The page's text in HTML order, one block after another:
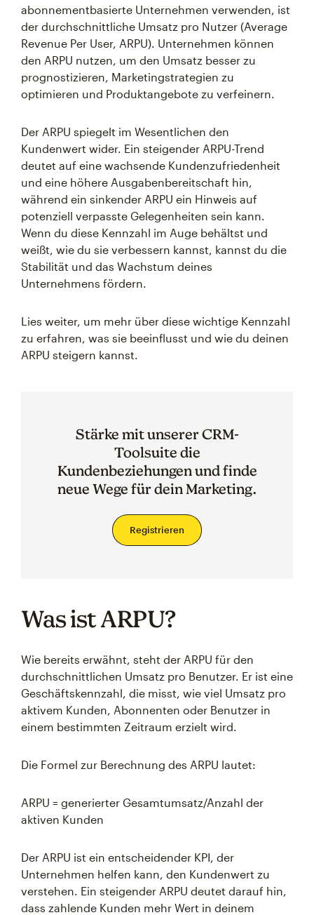
abonnementbasierte Unternehmen verwenden, ist
der durchschnittliche Umsatz pro Nutzer (Average
Revenue Per User, ARPU). Unternehmen können
den ARPU nutzen, um den Umsatz besser zu
prognostizieren, Marketingstrategien zu
optimieren und Produktangebote zu verfeinern.
Der ARPU spiegelt im Wesentlichen den
Kundenwert wider. Ein steigender ARPU-Trend
deutet auf eine wachsende Kundenzufriedenheit
und eine höhere Ausgabenbereitschaft hin,
während ein sinkender ARPU ein Hinweis auf
potenziell verpasste Gelegenheiten sein kann.
Wenn du diese Kennzahl im Auge behältst und
weißt, wie du sie verbessern kannst, kannst du die
Stabilität und das Wachstum deines
Unternehmens fördern.
Lies weiter, um mehr über diese wichtige Kennzahl
zu erfahren, was sie beeinflusst und wie du deinen
ARPU steigern kannst.
Stärke mit unserer CRM-
Toolsuite die
Kundenbeziehungen und finde
neue Wege für dein Marketing.
Registrieren
Was ist ARPU?
Wie bereits erwähnt, steht der ARPU für den
durchschnittlichen Umsatz pro Benutzer. Er ist eine
Geschäftskennzahl, die misst, wie viel Umsatz pro
aktivem Kunden, Abonnenten oder Benutzer in
einem bestimmten Zeitraum erzielt wird.
Die Formel zur Berechnung des ARPU lautet:
ARPU = generierter Gesamtumsatz/Anzahl der
aktiven Kunden
Der ARPU ist ein entscheidender KPI, der
Unternehmen helfen kann, den Kundenwert zu
verstehen. Ein steigender ARPU deutet darauf hin,
dass zahlende Kunden mehr Wert in deinem